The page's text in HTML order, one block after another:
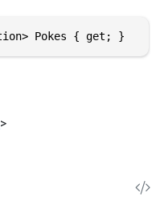
Pokes { get; }
>